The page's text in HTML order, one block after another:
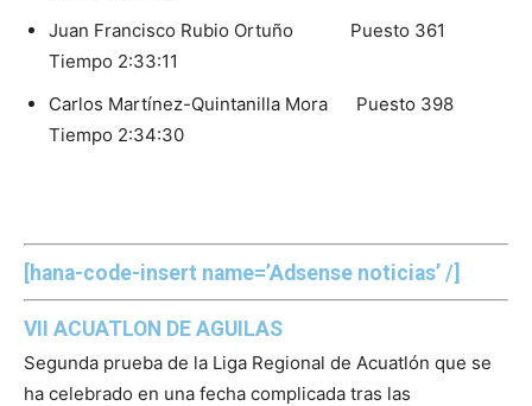
Juan Francisco Rubio Ortuño Puesto 361
Tiempo 2:33:11
Carlos Martínez-Quintanilla Mora Puesto 398
Tiempo 2:34:30
[hana-code-insert name=’Adsense noticias’ /]
VII ACUATLON DE AGUILAS
Segunda prueba de la Liga Regional de Acuatlón que se
ha celebrado en una fecha complicada tras las